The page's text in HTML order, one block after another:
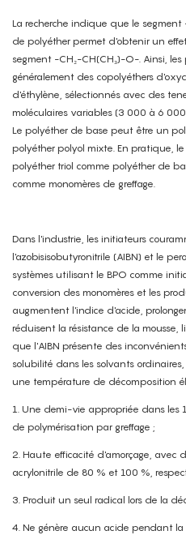
La recherche indique que le
de polyéther permet d'obtenir un
segment -CH₂-CH(CH₃)-O-. Ainsi,
généralement des copolyéthers
d'éthylène, sélectionnés avec des
moléculaires variables (3 000 à 6
Le polyéther de base peut être un
polyéther polyol mixte. En pratique,
polyéther triol comme polyéther de
comme monomères de greffage.
Dans l'industrie, les initiateurs
l'azobisisobutyronitrile (AIBN) et le
systèmes utilisant le BPO comme
conversion des monomères et les
augmentent l'indice d'acide,
réduisent la résistance de la
que l'AIBN présente des
solubilité dans les solvants
une température de décomposition
1. Une demi-vie appropriée dans les
de polymérisation par greffage ;
2. Haute efficacité d'amorçage, avec
acrylonitrile de 80 % et 100 %,
3. Produit un seul radical lors de la
4. Ne génère aucun acide pendant